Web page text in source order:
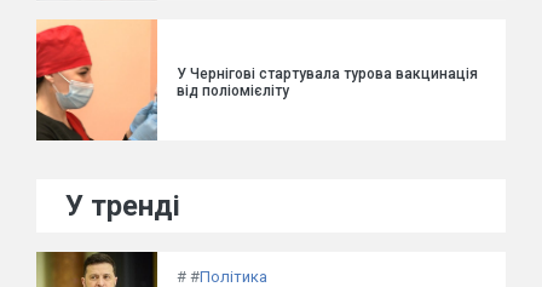
У Чернігові стартувала турова вакцинація
від поліомієліту
У тренді
# #Політика